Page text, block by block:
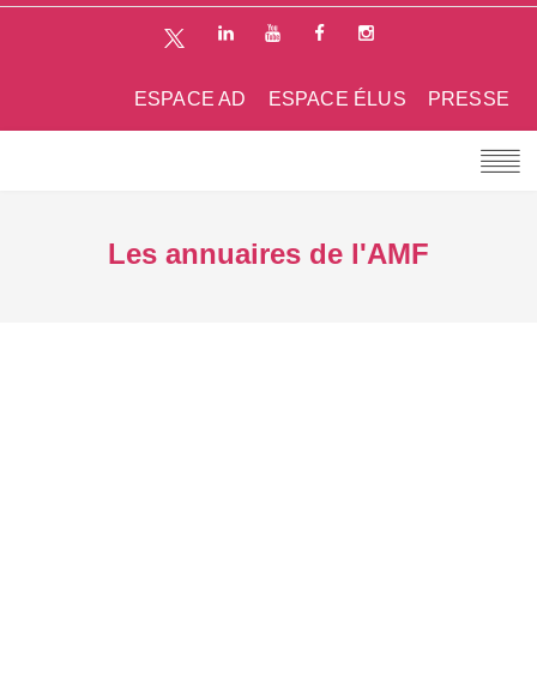
PRESSE
ESPACE ÉLUS
ESPACE AD
Les annuaires de l'AMF